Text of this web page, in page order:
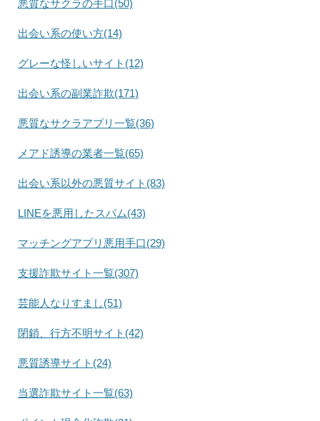
悪質なサクラの手口(50)
出会い系の使い方(14)
グレーな怪しいサイト(12)
出会い系の副業詐欺(171)
悪質なサクラアプリ一覧(36)
メアド誘導の業者一覧(65)
出会い系以外の悪質サイト(83)
LINEを悪用したスパム(43)
マッチングアプリ悪用手口(29)
支援詐欺サイト一覧(307)
芸能人なりすまし(51)
閉鎖、行方不明サイト(42)
悪質誘導サイト(24)
当選詐欺サイト一覧(63)